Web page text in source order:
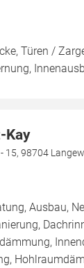
Türen /
Kay
15, 98704
Ausbau,